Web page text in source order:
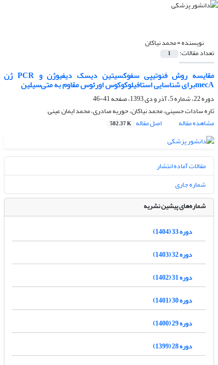
نویسنده =محمد نیاکان
تعداد مقالات: 1
مقایسه روش فنوتیپی سفوکسیتین دیسک دیفیوژن و PCR ژن
mecAبرای شناسایی استافیلوکوکوس اورئوس مقاوم به متی‌سیلین
دوره 22، شماره 5، آذر و دی 1393، صفحه
41-46
ثاره سادات حسینی، محمد نیاکان، حوریه صادری، محمد ایمان عینی
مشاهده مقاله
اصل مقاله 582.37 K
مقالات آماده انتشار
شماره جاری
شماره‌های پیشین نشریه
دوره 33 (1404)
دوره 32 (1403)
دوره 31 (1402)
دوره 30 (1401)
دوره 29 (1400)
دوره 28 (1399)